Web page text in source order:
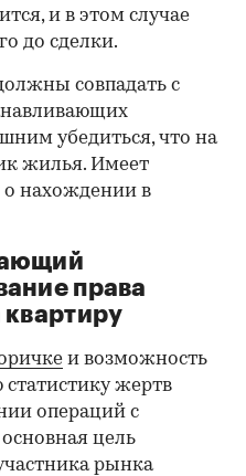
и в этом случае
до сделки.
совпадать с
убедиться, что на
жилья. Имеет
нахождении в
права
и возможность
жертв
операций с
цель
рынка